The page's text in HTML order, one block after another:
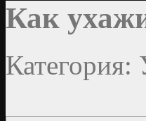
Как
Категория: